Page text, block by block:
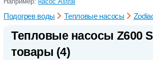
Подогрев воды Тепловые насосы
Тепловые насосы Z600
товары (4)